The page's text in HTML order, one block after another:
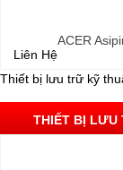
Liên Hệ
ACER
Thiết bị lưu trữ kỹ
THIẾT BỊ LƯU